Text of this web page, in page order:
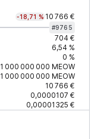
-18,71 % 10 766 €
#9765
704 €
6,54 %
0 %
1 000 000 000 MEOW
1 000 000 000 MEOW
10 766 €
0,0000107 €
0,00001325 €